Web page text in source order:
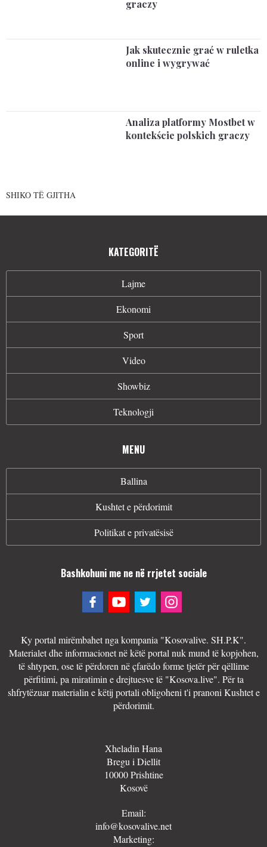
graczy
Jak skutecznie grać w ruletka
online i wygrywać
Analiza platformy Mostbet w
kontekście polskich graczy
SHIKO TË GJITHA
KATEGORITË
Lajme
Ekonomi
Sport
Video
Showbiz
Teknologji
MENU
Ballina
Kushtet e përdorimit
Politikat e privatësisë
Bashkohuni me ne në rrjetet sociale
Ky portal mirëmbahet nga kompania "Kosovalive. SH.P.K".
Materialet dhe informacionet në këtë portal nuk mund të kopjohen,
të shtypen, ose të përdoren në çfarëdo forme tjetër për qëllime
përfitimi, pa miratimin e drejtuesve të "Kosova.live". Për ta
shfrytëzuar materialin e këtij portali obligoheni t'i pranoni Kushtet e
përdorimit.
Xheladin Hana
Bregu i Diellit
10000 Prishtine
Kosovë
Email:
info@kosovalive.net
Marketing: